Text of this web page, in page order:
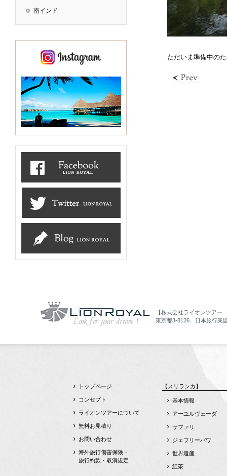
ただいま準備中の
南インド
【株式会社ライオンツア
東京都3-8126 日本旅行業
トップページ
コンセプト
ライオンツアーについて
無料お見積り
お問い合わせ
海外旅行傷害保険・
旅行約款・取消規定
【スリランカ】
基本情報
アーユルヴェーダ
サファリ
ジェフリーバワ
世界遺産
紅茶